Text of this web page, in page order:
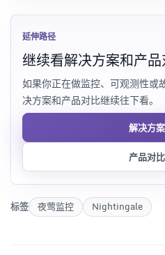
延伸路径
继续看解决方案和产
如果你正在做监控、可观测性或
决方案和产品对比继续往下看。
解决方
产品对
标签 夜莺监控 Nightingale